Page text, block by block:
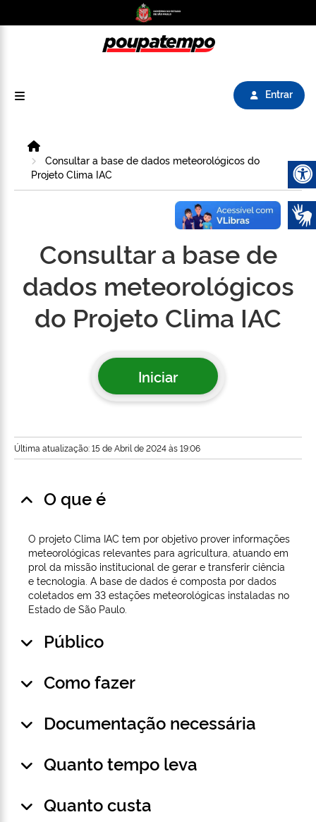
Entrar
Consultar a base de dados meteorológicos do
Projeto Clima IAC
Consultar a base de
dados meteorológicos
do Projeto Clima IAC
Iniciar
Última atualização: 15 de Abril de 2024 às 19:06
O que é
O projeto Clima IAC tem por objetivo prover informações
meteorológicas relevantes para agricultura, atuando em
prol da missão institucional de gerar e transferir ciência
e tecnologia. A base de dados é composta por dados
coletados em 33 estações meteorológicas instaladas no
Estado de São Paulo.
Público
Como fazer
Documentação necessária
Quanto tempo leva
Quanto custa